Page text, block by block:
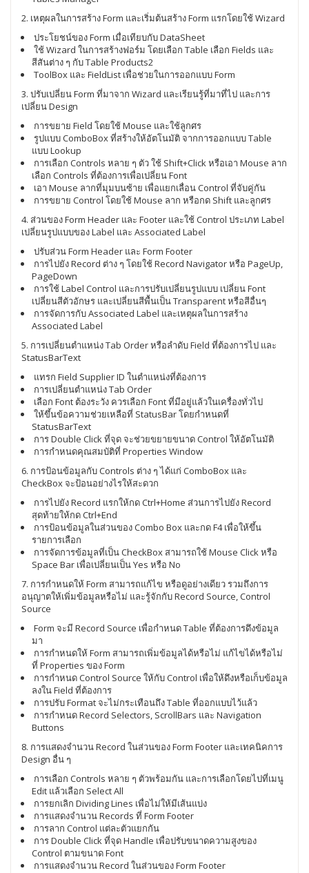
2. เหตุผลในการสร้าง Form และเริ่มต้นสร้าง Form แรกโดยใช้ Wizard
ประโยชน์ของ Form เมื่อเทียบกับ DataSheet
ใช้ Wizard ในการสร้างฟอร์ม โดยเลือก Table เลือก Fields และ
สีสันต่าง ๆ กับ Table Products2
ToolBox และ FieldList เพื่อช่วยในการออกแบบ Form
3. ปรับเปลี่ยน Form ที่มาจาก Wizard และเรียนรู้ที่มาที่ไป และการ
เปลี่ยน Design
การขยาย Field โดยใช้ Mouse และใช้ลูกศร
รูปแบบ ComboBox ที่สร้างให้อัตโนมัติ จากการออกแบบ Table
แบบ Lookup
การเลือก Controls หลาย ๆ ตัว ใช้ Shift+Click หรือเอา Mouse ลาก
เลือก Controls ที่ต้องการเพื่อเปลี่ยน Font
เอา Mouse ลากที่มุมบนซ้าย เพื่อแยกเลื่อน Control ที่จับคู่กัน
การขยาย Control โดยใช้ Mouse ลาก หรือกด Shift และลูกศร
4. ส่วนของ Form Header และ Footer และใช้ Control ประเภท Label
เปลี่ยนรูปแบบของ Label และ Associated Label
ปรับส่วน Form Header และ Form Footer
การไปยัง Record ต่าง ๆ โดยใช้ Record Navigator หรือ PageUp,
PageDown
การใช้ Label Control และการปรับเปลี่ยนรูปแบบ เปลี่ยน Font
เปลี่ยนสีตัวอักษร และเปลี่ยนสีพื้นเป็น Transparent หรือสีอื่นๆ
การจัดการกับ Associated Label และเหตุผลในการสร้าง
Associated Label
5. การเปลี่ยนตำแหน่ง Tab Order หรือลำดับ Field ที่ต้องการไป และ
StatusBarText
แทรก Field Supplier ID ในตำแหน่งที่ต้องการ
การเปลี่ยนตำแหน่ง Tab Order
เลือก Font ต้องระวัง ควรเลือก Font ที่มีอยู่แล้วในเครื่องทั่วไป
ให้ขึ้นข้อความช่วยเหลือที่ StatusBar โดยกำหนดที่
StatusBarText
การ Double Click ที่จุด จะช่วยขยายขนาด Control ให้อัตโนมัติ
การกำหนดคุณสมบัติที่ Properties Window
6. การป้อนข้อมูลกับ Controls ต่าง ๆ ได้แก่ ComboBox และ
CheckBox จะป้อนอย่างไรให้สะดวก
การไปยัง Record แรกให้กด Ctrl+Home ส่วนการไปยัง Record
สุดท้ายให้กด Ctrl+End
การป้อนข้อมูลในส่วนของ Combo Box และกด F4 เพื่อให้ขึ้น
รายการเลือก
การจัดการข้อมูลที่เป็น CheckBox สามารถใช้ Mouse Click หรือ
Space Bar เพื่อเปลี่ยนเป็น Yes หรือ No
7. การกำหนดให้ Form สามารถแก้ไข หรือดูอย่างเดียว รวมถึงการ
อนุญาตให้เพิ่มข้อมูลหรือไม่ และรู้จักกับ Record Source, Control
Source
Form จะมี Record Source เพื่อกำหนด Table ที่ต้องการดึงข้อมูล
มา
การกำหนดให้ Form สามารถเพิ่มข้อมูลได้หรือไม่ แก้ไขได้หรือไม่
ที่ Properties ของ Form
การกำหนด Control Source ให้กับ Control เพื่อให้ดึงหรือเก็บข้อมูล
ลงใน Field ที่ต้องการ
การปรับ Format จะไม่กระเทือนถึง Table ที่ออกแบบไว้แล้ว
การกำหนด Record Selectors, ScrollBars และ Navigation
Buttons
8. การแสดงจำนวน Record ในส่วนของ Form Footer และเทคนิคการ
Design อื่น ๆ
การเลือก Controls หลาย ๆ ตัวพร้อมกัน และการเลือกโดยไปที่เมนู
Edit แล้วเลือก Select All
การยกเลิก Dividing Lines เพื่อไม่ให้มีเส้นแบ่ง
การแสดงจำนวน Records ที่ Form Footer
การลาก Control แต่ละตัวแยกกัน
การ Double Click ที่จุด Handle เพื่อปรับขนาดความสูงของ
Control ตามขนาด Font
การแสดงจำนวน Record ในส่วนของ Form Footer